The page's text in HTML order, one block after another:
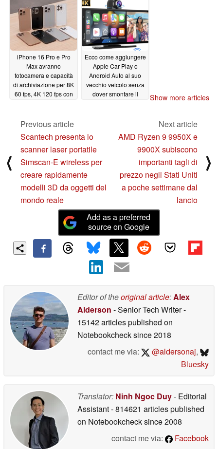
iPhone 16 Pro e Pro
Max avranno
fotocamera e capacità
di archiviazione per 8K
60 fps, 4K 120 fps con
il nuovo pulsante
le app di terze parti
09/07/2024
Ecco come aggiungere
Apple Car Play o
Android Auto al suo
vecchio veicolo senza
dover smontare il
Show more articles
⟨
Previous article
Scantech presenta lo
scanner laser portatile
Simscan-E wireless per
creare rapidamente
modelli 3D da oggetti del
mondo reale
Next article
AMD Ryzen 9 9950X e
9900X subiscono
importanti tagli di
prezzo negli Stati Uniti
a poche settimane dal
lancio
⟩
Add as a preferred
source on Google
Editor of theoriginal article:Alex
Alderson - Senior Tech Writer-
15142 articles published on
Notebookchecksince 2018
contact me via:
@aldersonaj,
Bluesky
Translator: Ninh Ngoc Duy- Editorial
Assistant- 814621 articles published
on Notebookchecksince 2008
contact me via:
Facebook